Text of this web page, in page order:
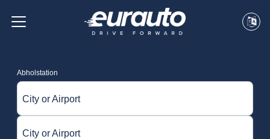
Abholstation
City or Airport
City or Airport